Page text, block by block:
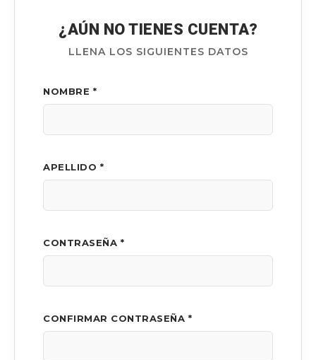
¿AÚN NO TIENES CUENTA?
LLENA LOS SIGUIENTES DATOS
NOMBRE *
APELLIDO *
CONTRASEÑA *
CONFIRMAR CONTRASEÑA *